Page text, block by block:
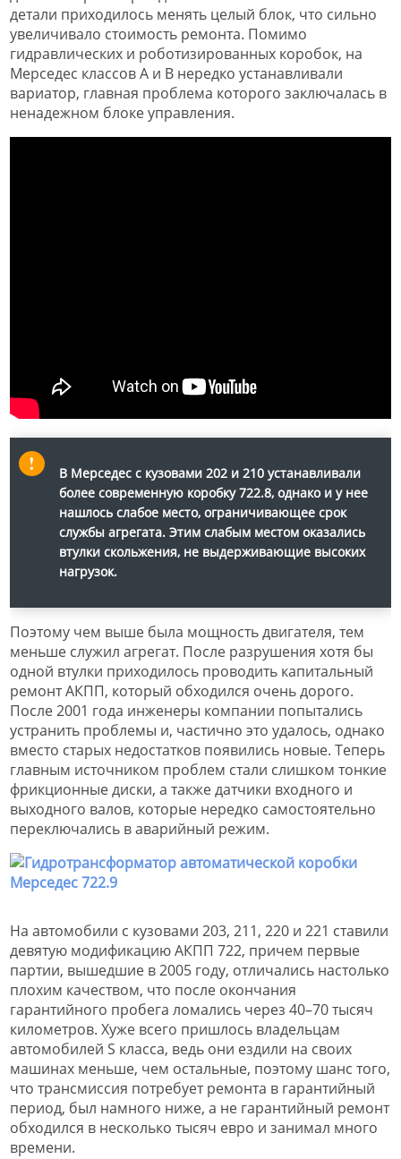
детали приходилось менять целый блок, что сильно
увеличивало стоимость ремонта. Помимо
гидравлических и роботизированных коробок, на
Мерседес классов А и В нередко устанавливали
вариатор, главная проблема которого заключалась в
ненадежном блоке управления.
В Мерседес с кузовами 202 и 210 устанавливали
более современную коробку 722.8, однако и у нее
нашлось слабое место, ограничивающее срок
службы агрегата. Этим слабым местом оказались
втулки скольжения, не выдерживающие высоких
нагрузок.
Поэтому чем выше была мощность двигателя, тем
меньше служил агрегат. После разрушения хотя бы
одной втулки приходилось проводить капитальный
ремонт АКПП, который обходился очень дорого.
После 2001 года инженеры компании попытались
устранить проблемы и, частично это удалось, однако
вместо старых недостатков появились новые. Теперь
главным источником проблем стали слишком тонкие
фрикционные диски, а также датчики входного и
выходного валов, которые нередко самостоятельно
переключались в аварийный режим.
На автомобили с кузовами 203, 211, 220 и 221 ставили
девятую модификацию АКПП 722, причем первые
партии, вышедшие в 2005 году, отличались настолько
плохим качеством, что после окончания
гарантийного пробега ломались через 40–70 тысяч
километров. Хуже всего пришлось владельцам
автомобилей S класса, ведь они ездили на своих
машинах меньше, чем остальные, поэтому шанс того,
что трансмиссия потребует ремонта в гарантийный
период, был намного ниже, а не гарантийный ремонт
обходился в несколько тысяч евро и занимал много
времени.